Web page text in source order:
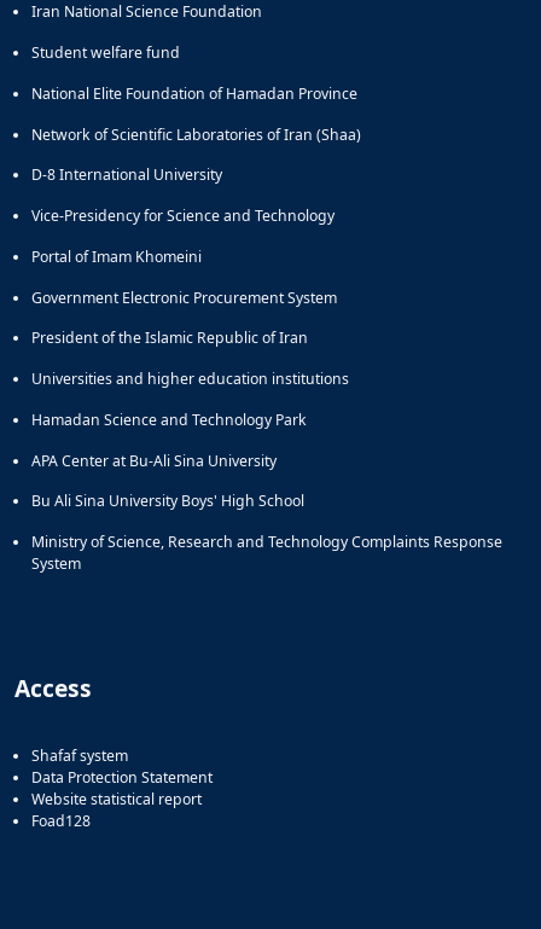
Iran National Science Foundation
Student welfare fund
National Elite Foundation of Hamadan Province
Network of Scientific Laboratories of Iran (Shaa)
D-8 International University
Vice-Presidency for Science and Technology
Portal of Imam Khomeini
Government Electronic Procurement System
President of the Islamic Republic of Iran
Universities and higher education institutions
Hamadan Science and Technology Park
APA Center at Bu-Ali Sina University
Bu Ali Sina University Boys' High School
Ministry of Science, Research and Technology Complaints Response
System
Access
Shafaf system
Data Protection Statement
Website statistical report
Foad128